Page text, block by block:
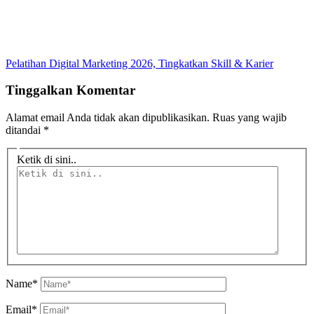
Pelatihan Digital Marketing 2026, Tingkatkan Skill & Karier
Tinggalkan Komentar
Alamat email Anda tidak akan dipublikasikan. Ruas yang wajib
ditandai *
Ketik di sini..
Name*
Email*